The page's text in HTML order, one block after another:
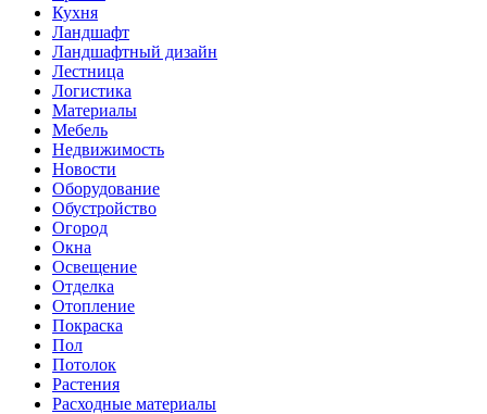
Кухня
Ландшафт
Ландшафтный дизайн
Лестница
Логистика
Материалы
Мебель
Недвижимость
Новости
Оборудование
Обустройство
Огород
Окна
Освещение
Отделка
Отопление
Покраска
Пол
Потолок
Растения
Расходные материалы